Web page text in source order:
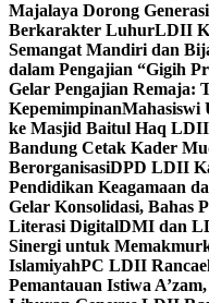
Majalaya Dorong
Berkarakter LuhurLDII
Semangat Mandiri dan
dalam Pengajian “Gigih
Gelar Pengajian Remaja:
KepemimpinanMahasiswi
ke Masjid Baitul Haq
Bandung Cetak Kader
BerorganisasiDPD LDII
Pendidikan Keagamaan
Gelar Konsolidasi, Bahas
Literasi DigitalDMI dan
Sinergi untuk
IslamiyahPC LDII
Pemantauan Istiwa